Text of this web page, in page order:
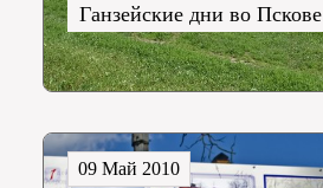
Ганзейские дни во Пскове
09 Май 2010